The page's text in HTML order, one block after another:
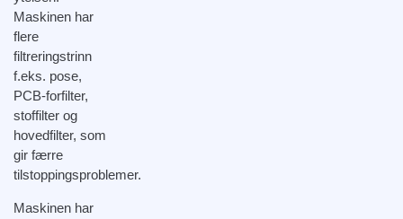
Maskinen har
flere
filtreringstrinn
f.eks. pose,
PCB-forfilter,
stoffilter og
hovedfilter, som
gir færre
tilstoppingsproblemer.
Maskinen har